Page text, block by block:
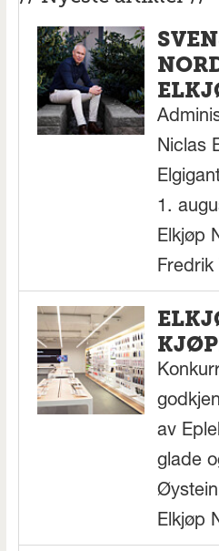
Niclas
1.
Elkjøp
Fredrik
av
glade
Elkjøp